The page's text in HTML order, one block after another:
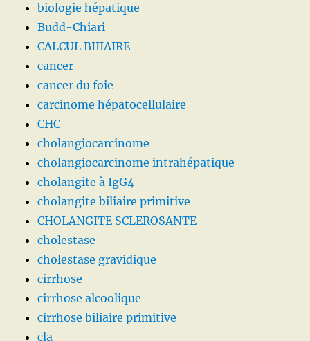
biologie hépatique
Budd-Chiari
CALCUL BIIIAIRE
cancer
cancer du foie
carcinome hépatocellulaire
CHC
cholangiocarcinome
cholangiocarcinome intrahépatique
cholangite à IgG4
cholangite biliaire primitive
CHOLANGITE SCLEROSANTE
cholestase
cholestase gravidique
cirrhose
cirrhose alcoolique
cirrhose biliaire primitive
cla